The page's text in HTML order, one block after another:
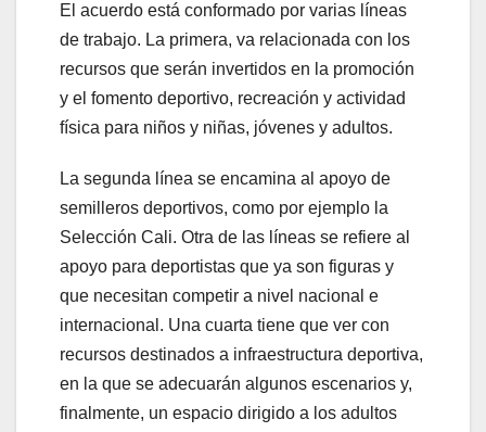
El acuerdo está conformado por varias líneas
de trabajo. La primera, va relacionada con los
recursos que serán invertidos en la promoción
y el fomento deportivo, recreación y actividad
física para niños y niñas, jóvenes y adultos.
La segunda línea se encamina al apoyo de
semilleros deportivos, como por ejemplo la
Selección Cali. Otra de las líneas se refiere al
apoyo para deportistas que ya son figuras y
que necesitan competir a nivel nacional e
internacional. Una cuarta tiene que ver con
recursos destinados a infraestructura deportiva,
en la que se adecuarán algunos escenarios y,
finalmente, un espacio dirigido a los adultos